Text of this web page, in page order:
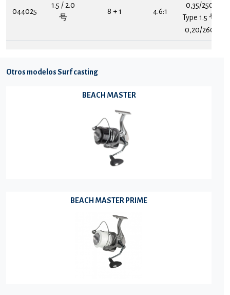
044025
1.5 / 2.0
号
8 + 1 4.6:1
0,35/250
Type 1.5 号
0,20/260
Otros modelos Surf casting
BEACH MASTER
BEACH MASTER PRIME